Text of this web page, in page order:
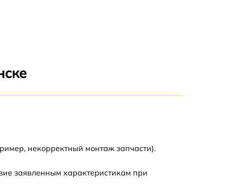
некорректный монтаж запчасти).
заявленным характеристикам при